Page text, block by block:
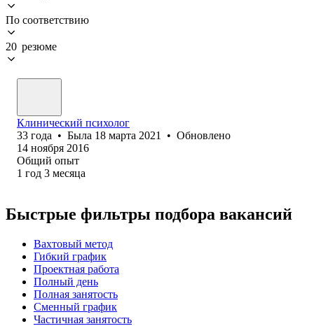
По соответствию
20 резюме
Клинический психолог
33 года • Была 18 марта 2021 • Обновлено
14 ноября 2016
Общий опыт
1 год 3 месяца
Быстрые фильтры подбора вакансий
Вахтовый метод
Гибкий график
Проектная работа
Полный день
Полная занятость
Сменный график
Частичная занятость